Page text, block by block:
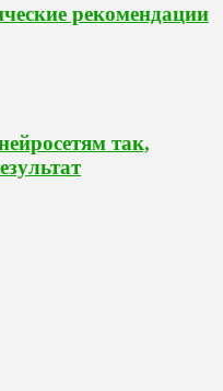
рекомендации
так,